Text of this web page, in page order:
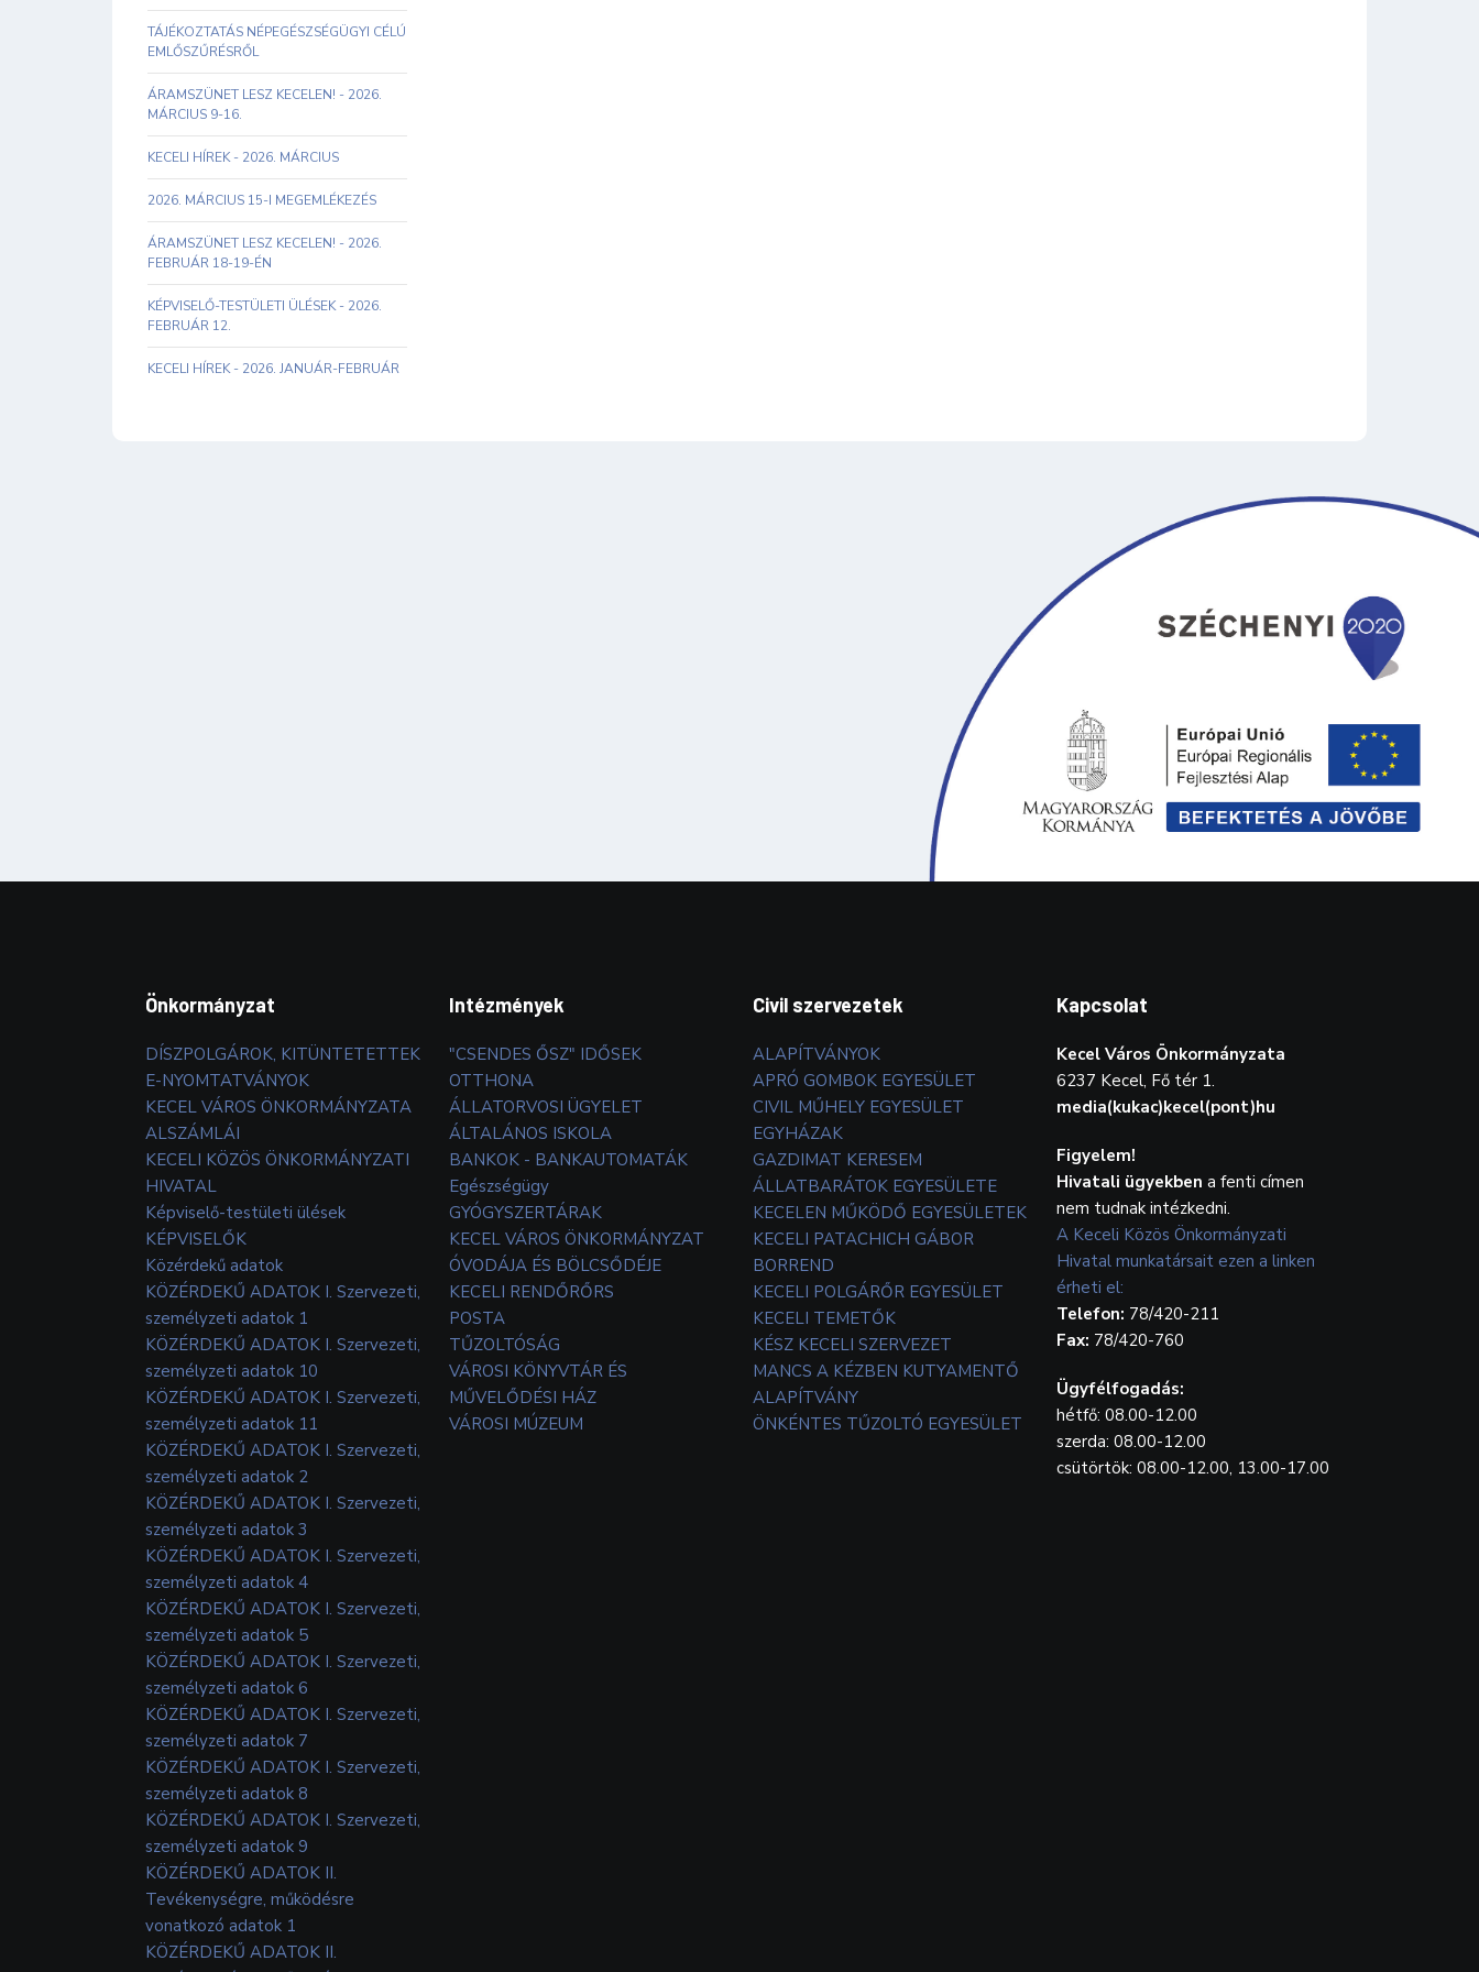
TÁJÉKOZTATÁS NÉPEGÉSZSÉGÜGYI CÉLÚ
EMLŐSZŰRÉSRŐL
ÁRAMSZÜNET LESZ KECELEN! - 2026.
MÁRCIUS 9-16.
KECELI HÍREK - 2026. MÁRCIUS
2026. MÁRCIUS 15-I MEGEMLÉKEZÉS
ÁRAMSZÜNET LESZ KECELEN! - 2026.
FEBRUÁR 18-19-ÉN
KÉPVISELŐ-TESTÜLETI ÜLÉSEK - 2026.
FEBRUÁR 12.
KECELI HÍREK - 2026. JANUÁR-FEBRUÁR
Önkormányzat
DÍSZPOLGÁROK, KITÜNTETETTEK
E-NYOMTATVÁNYOK
KECEL VÁROS ÖNKORMÁNYZATA
ALSZÁMLÁI
KECELI KÖZÖS ÖNKORMÁNYZATI
HIVATAL
Képviselő-testületi ülések
KÉPVISELŐK
Közérdekű adatok
KÖZÉRDEKŰ ADATOK I. Szervezeti,
személyzeti adatok 1
KÖZÉRDEKŰ ADATOK I. Szervezeti,
személyzeti adatok 10
KÖZÉRDEKŰ ADATOK I. Szervezeti,
személyzeti adatok 11
KÖZÉRDEKŰ ADATOK I. Szervezeti,
személyzeti adatok 2
KÖZÉRDEKŰ ADATOK I. Szervezeti,
személyzeti adatok 3
KÖZÉRDEKŰ ADATOK I. Szervezeti,
személyzeti adatok 4
KÖZÉRDEKŰ ADATOK I. Szervezeti,
személyzeti adatok 5
KÖZÉRDEKŰ ADATOK I. Szervezeti,
személyzeti adatok 6
KÖZÉRDEKŰ ADATOK I. Szervezeti,
személyzeti adatok 7
KÖZÉRDEKŰ ADATOK I. Szervezeti,
személyzeti adatok 8
KÖZÉRDEKŰ ADATOK I. Szervezeti,
személyzeti adatok 9
KÖZÉRDEKŰ ADATOK II.
Tevékenységre, működésre
vonatkozó adatok 1
KÖZÉRDEKŰ ADATOK II.
Intézmények
"CSENDES ŐSZ" IDŐSEK
OTTHONA
ÁLLATORVOSI ÜGYELET
ÁLTALÁNOS ISKOLA
BANKOK - BANKAUTOMATÁK
Egészségügy
GYÓGYSZERTÁRAK
KECEL VÁROS ÖNKORMÁNYZAT
ÓVODÁJA ÉS BÖLCSŐDÉJE
KECELI RENDŐRŐRS
POSTA
TŰZOLTÓSÁG
VÁROSI KÖNYVTÁR ÉS
MŰVELŐDÉSI HÁZ
VÁROSI MÚZEUM
Civil szervezetek
ALAPÍTVÁNYOK
APRÓ GOMBOK EGYESÜLET
CIVIL MŰHELY EGYESÜLET
EGYHÁZAK
GAZDIMAT KERESEM
ÁLLATBARÁTOK EGYESÜLETE
KECELEN MŰKÖDŐ EGYESÜLETEK
KECELI PATACHICH GÁBOR
BORREND
KECELI POLGÁRŐR EGYESÜLET
KECELI TEMETŐK
KÉSZ KECELI SZERVEZET
MANCS A KÉZBEN KUTYAMENTŐ
ALAPÍTVÁNY
ÖNKÉNTES TŰZOLTÓ EGYESÜLET
Kapcsolat
Kecel Város Önkormányzata
6237 Kecel, Fő tér 1.
media(kukac)kecel(pont)hu
Figyelem!
Hivatali ügyekben a fenti címen
nem tudnak intézkedni.
A Keceli Közös Önkormányzati
Hivatal munkatársait ezen a linken
érheti el:
Telefon: 78/420-211
Fax: 78/420-760
Ügyfélfogadás:
hétfő: 08.00-12.00
szerda: 08.00-12.00
csütörtök: 08.00-12.00, 13.00-17.00